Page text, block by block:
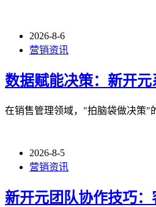
2026-8-6
营销资讯
数据赋能决策：新开
在销售管理领域，"拍脑袋做决策"
2026-8-5
营销资讯
新开元团队协作技巧